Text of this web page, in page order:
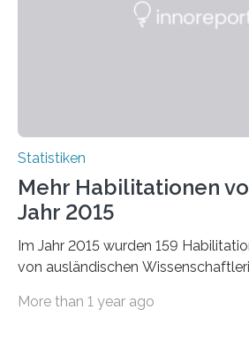
Statistiken
Mehr Habilitationen
Jahr 2015
Im Jahr 2015 wurden 159
von ausländischen
More than 1 year ago